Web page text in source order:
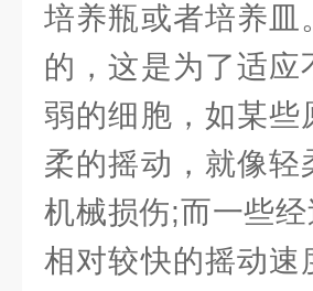
培养瓶或者培养
的，这是为了适
弱的细胞，如某
柔的摇动，就像
机械损伤;而一些
相对较快的摇动